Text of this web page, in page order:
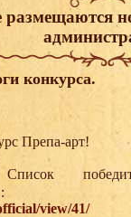
размещаются
конкурса.
Препа-арт!
:
view/41/